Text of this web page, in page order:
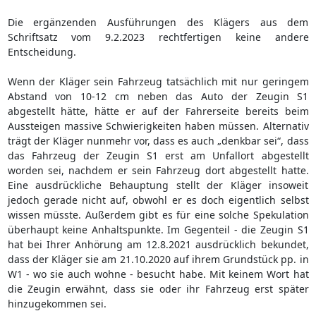
Die ergänzenden Ausführungen des Klägers aus dem
Schriftsatz vom 9.2.2023 rechtfertigen keine andere
Entscheidung.
Wenn der Kläger sein Fahrzeug tatsächlich mit nur geringem
Abstand von 10-12 cm neben das Auto der Zeugin S1
abgestellt hätte, hätte er auf der Fahrerseite bereits beim
Aussteigen massive Schwierigkeiten haben müssen. Alternativ
trägt der Kläger nunmehr vor, dass es auch „denkbar sei“, dass
das Fahrzeug der Zeugin S1 erst am Unfallort abgestellt
worden sei, nachdem er sein Fahrzeug dort abgestellt hatte.
Eine ausdrückliche Behauptung stellt der Kläger insoweit
jedoch gerade nicht auf, obwohl er es doch eigentlich selbst
wissen müsste. Außerdem gibt es für eine solche Spekulation
überhaupt keine Anhaltspunkte. Im Gegenteil - die Zeugin S1
hat bei Ihrer Anhörung am 12.8.2021 ausdrücklich bekundet,
dass der Kläger sie am 21.10.2020 auf ihrem Grundstück pp. in
W1 - wo sie auch wohne - besucht habe. Mit keinem Wort hat
die Zeugin erwähnt, dass sie oder ihr Fahrzeug erst später
hinzugekommen sei.